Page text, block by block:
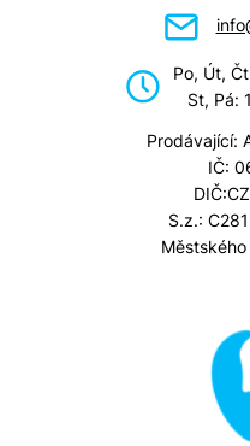
Po, Út,
St, Pá:
Prodávající:
IČ:
S.z.: